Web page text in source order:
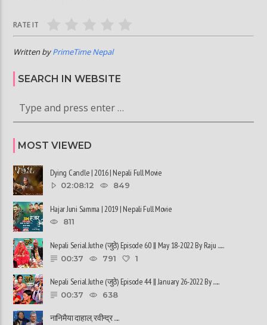
RATE IT
Written byPrimeTime Nepal
SEARCH IN WEBSITE
MOST VIEWED
Dying Candle | 2016 | Nepali Full Movie
02:08:12 849
Hajar Juni Samma | 2019 | Nepali Full Movie
811
Nepali Serial Juthe (जुठे) Episode 60 || May 18-2022 By Raju ......
00:37 791 1
Nepali Serial Juthe (जुठे) Episode 44 || January 26-2022 By ......
00:37 638
नानिमैया दाहाल, रवीन्द्र ......